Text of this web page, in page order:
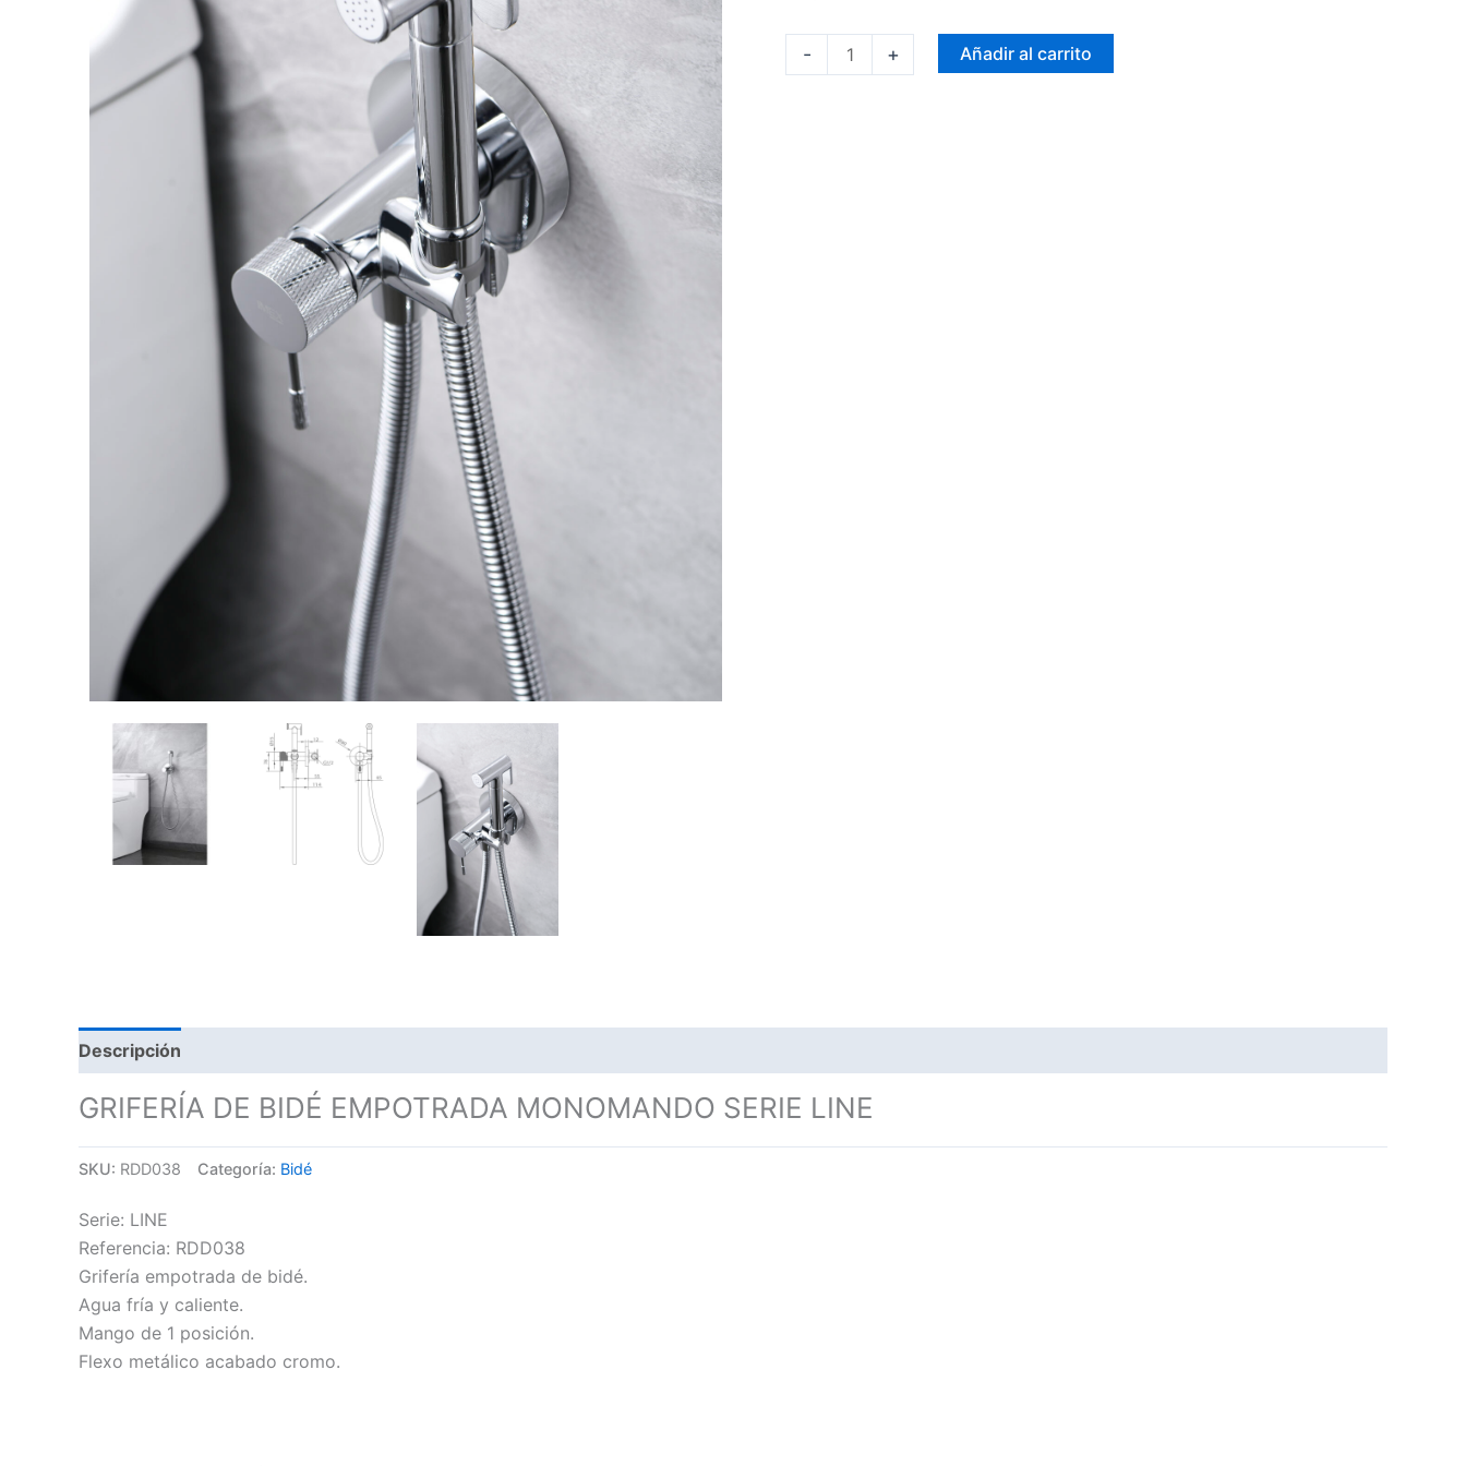
- + Añadir al carrito
Descripción
GRIFERÍA DE BIDÉ EMPOTRADA MONOMANDO SERIE LINE
SKU: RDD038 Categoría: Bidé
Serie: LINE
Referencia: RDD038
Grifería empotrada de bidé.
Agua fría y caliente.
Mango de 1 posición.
Flexo metálico acabado cromo.